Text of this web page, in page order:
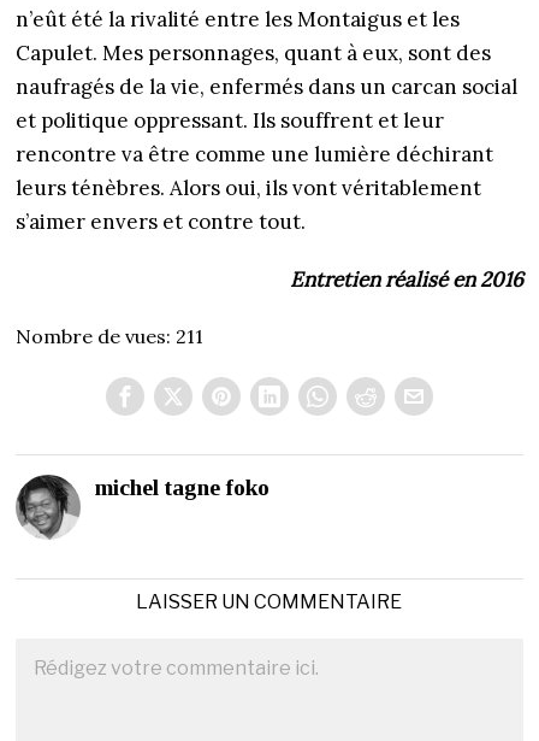
n’eût été la rivalité entre les Montaigus et les
Capulet. Mes personnages, quant à eux, sont des
naufragés de la vie, enfermés dans un carcan social
et politique oppressant. Ils souffrent et leur
rencontre va être comme une lumière déchirant
leurs ténèbres. Alors oui, ils vont véritablement
s’aimer envers et contre tout.
Entretien réalisé en 2016
Nombre de vues: 211
michel tagne foko
LAISSER UN COMMENTAIRE